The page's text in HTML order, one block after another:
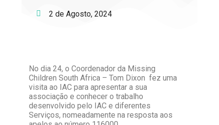
2 de Agosto, 2024
No dia 24, o Coordenador da Missing
Children South Africa – Tom Dixon fez uma
visita ao IAC para apresentar a sua
associação e conhecer o trabalho
desenvolvido pelo IAC e diferentes
Serviços, nomeadamente na resposta aos